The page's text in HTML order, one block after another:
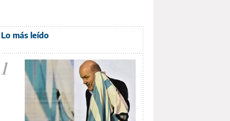
Lo más leído
1